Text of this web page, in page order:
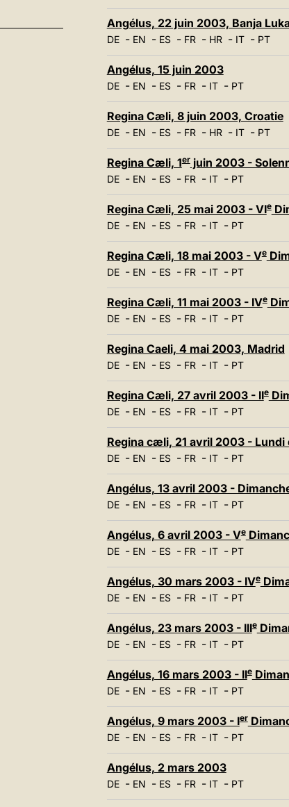
Angélus, 22 juin 2003, Banja
DE- EN - ES- FR- HR- IT- PT
Angélus, 15 juin 2003
DE- EN - ES- FR- IT- PT
Regina Cæli, 8 juin 2003, Croatie
DE- EN - ES- FR- HR- IT- PT
Regina Cæli, 1erjuin 2003 -
DE- EN - ES- FR- IT- PT
Regina Cæli, 25 mai 2003 - VIe
DE- EN - ES- FR- IT- PT
Regina Cæli, 18 mai 2003 - Ve
DE- EN - ES- FR- IT- PT
Regina Cæli, 11 mai 2003 - IVe
DE- EN - ES- FR- IT- PT
Regina Caeli, 4 mai 2003, Madrid
DE- EN - ES- FR- IT- PT
Regina Cæli, 27 avril 2003 - IIe
DE- EN - ES- FR- IT- PT
Regina cæli, 21 avril 2003 - Lundi
DE- EN - ES- FR- IT- PT
Angélus, 13 avril 2003 -
DE- EN - ES- FR- IT- PT
Angélus, 6 avril 2003 - Ve
DE- EN - ES- FR- IT- PT
Angélus, 30 mars 2003 - IVe
DE- EN - ES- FR- IT- PT
Angélus, 23 mars 2003 - IIIe
DE- EN - ES- FR- IT- PT
Angélus, 16 mars 2003 - IIe
DE- EN - ES- FR- IT- PT
Angélus, 9 mars 2003 - Ier
DE- EN - ES- FR- IT- PT
Angélus, 2 mars 2003
DE- EN - ES- FR- IT- PT